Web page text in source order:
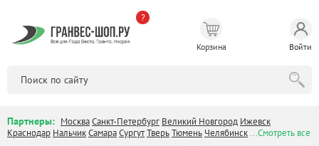
?
Корзина Войти
Партнеры: МоскваСанкт-Петербург Великий Новгород Ижевск
Краснодар НальчикСамараСургутТверьТюмень Челябинск...Смотреть все